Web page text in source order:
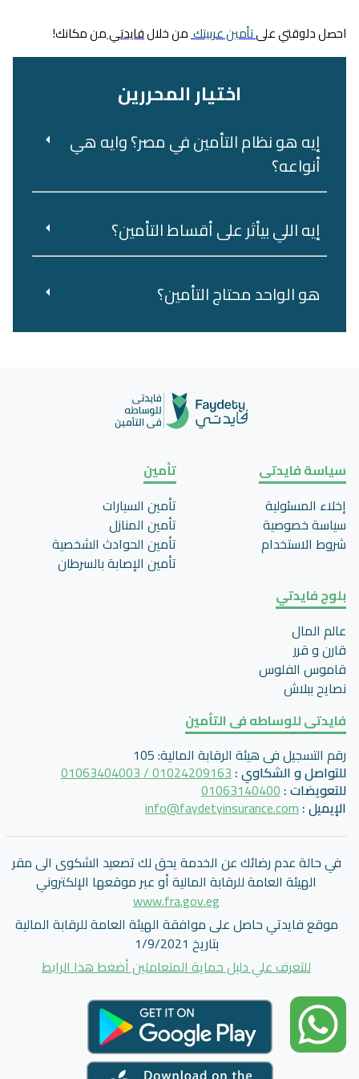
احصل دلوقتي علىتأمين عربيتكمن خلالفايدتيمن مكانك!
اختيار المحررين
إيه هو نظام التأمين في مصر؟ وايه هي
أنواعه؟
إيه اللي بيأثر على أقساط التأمين؟
هو‌ ‌الواحد‌ ‌محتاج‌ ‌التأمين؟‌ ‌
سياسة فايدتى
إخلاء المسئولية
سياسة خصوصية
شروط الاستخدام
تأمين
تأمين السيارات
تأمين المنازل
تأمين الحوادث الشخصية
تأمين اﻹصابة بالسرطان
بلوج فايدتي
عالم المال
قارن و قرر
قاموس الفلوس
نصايح ببلاش
فايدتى للوساطه فى التأمين
رقم التسجيل فى هيئة الرقابة المالية:
105
للتواصل و الشكاوي:
01024209163 / 01063404003
للتعويضات:
01063140400
الإيميل:
info@faydetyinsurance.com
في حالة عدم رضائك عن الخدمة يحق لك تصعيد الشكوى الى مقر
الهيئة العامة للرقابة المالية أو عبر موقعها الإلكتروني
www.fra.gov.eg
موقع فايدتي حاصل على موافقة الهيئة العامة للرقابة المالية
بتاريخ 1/9/2021
للتعرف علي دليل حماية المتعاملين أضغط هذا الرابط